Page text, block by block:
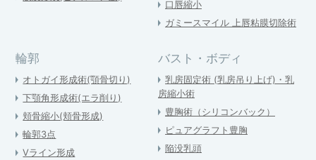
口唇縮小
ガミースマイル 上唇粘膜切除術
輪郭
オトガイ形成術(顎骨切り)
下顎角形成術(エラ削り)
頬骨縮小(頬骨形成)
輪郭3点
Vライン形成
バスト・ボディ
乳房固定術 (乳房吊り上げ)・乳
房縮小術
豊胸術（シリコンバック）
ピュアグラフト豊胸
陥没乳頭